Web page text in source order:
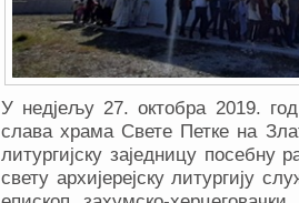
У недјељу 27. октобра 2019.
слава храма Свете Петке на
литургијску заједницу посебну
свету архијерејску литургију